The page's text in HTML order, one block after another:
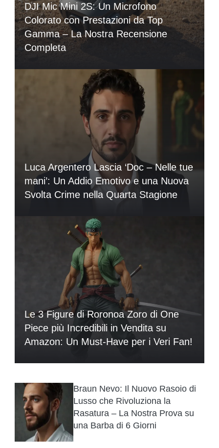
DJI Mic Mini 2S: Un Microfono
Colorato con Prestazioni da Top
Gamma – La Nostra Recensione
Completa
Luca Argentero Lascia ‘Doc – Nelle tue
mani’: Un Addio Emotivo e una Nuova
Svolta Crime nella Quarta Stagione
Le 3 Figure di Roronoa Zoro di One
Piece più Incredibili in Vendita su
Amazon: Un Must-Have per i Veri Fan!
Braun Nevo: Il Nuovo Rasoio di
Lusso che Rivoluziona la
Rasatura – La Nostra Prova su
una Barba di 6 Giorni